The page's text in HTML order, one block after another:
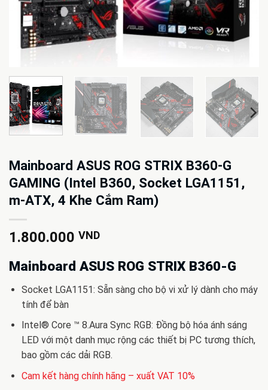
Mainboard ASUS ROG STRIX B360-G
GAMING (Intel B360, Socket LGA1151,
m-ATX, 4 Khe Cắm Ram)
1.800.000 VND
Mainboard ASUS ROG STRIX B360-G
Socket LGA1151: Sẵn sàng cho bộ vi xử lý dành cho máy
tính để bàn
Intel® Core ™ 8.Aura Sync RGB: Đồng bộ hóa ánh sáng
LED với một danh mục rộng các thiết bị PC tương thích,
bao gồm các dải RGB.
Cam kết hàng chính hãng – xuất VAT 10%